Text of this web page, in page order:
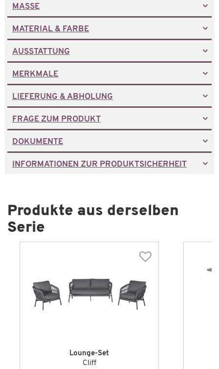
MASSE
MATERIAL & FARBE
AUSSTATTUNG
MERKMALE
LIEFERUNG & ABHOLUNG
FRAGE ZUM PRODUKT
DOKUMENTE
INFORMATIONEN ZUR PRODUKTSICHERHEIT
Produkte aus derselben
Serie
Lounge-Set
Cliff